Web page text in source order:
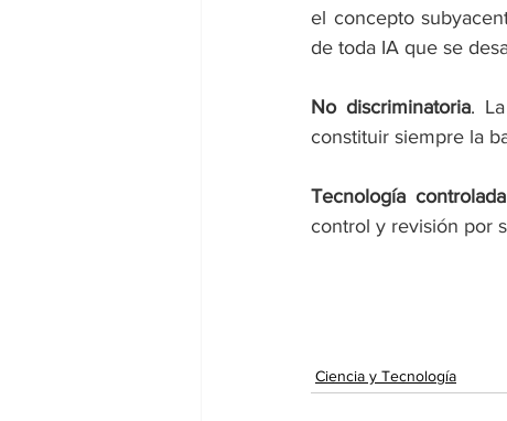
el concepto
de toda IA que se
No discriminatoria.
constituir siempre la
Tecnología
control y revisión por
Ciencia y Tecnología